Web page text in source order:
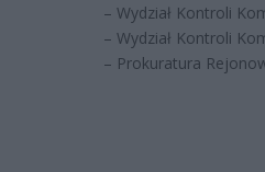
– Wydział Kontroli
– Wydział Kontroli
– Prokuratura